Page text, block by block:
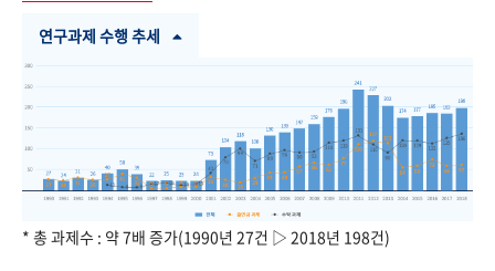
연구과제 수행 추세
* 총 과제수 : 약 7배 증가(1990년 27건 ▷ 2018년 198건)